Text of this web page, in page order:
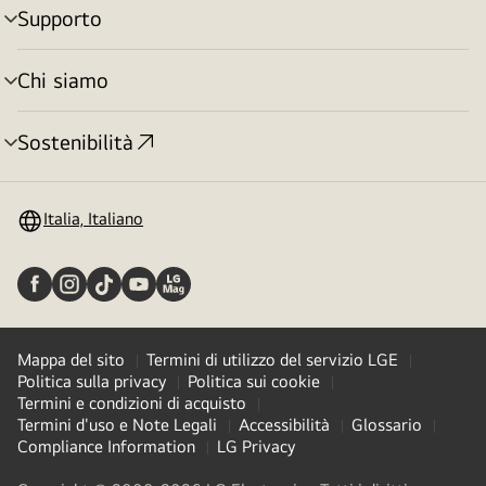
Supporto
Attivazione
menu
Chi siamo
Attivazione
menu
Sostenibilità
Attivazione
Italia, Italiano
Mappa del sito
Termini di utilizzo del servizio LGE
Politica sulla privacy
Politica sui cookie
Termini e condizioni di acquisto
Termini d'uso e Note Legali
Accessibilità
Glossario
Compliance Information
LG Privacy